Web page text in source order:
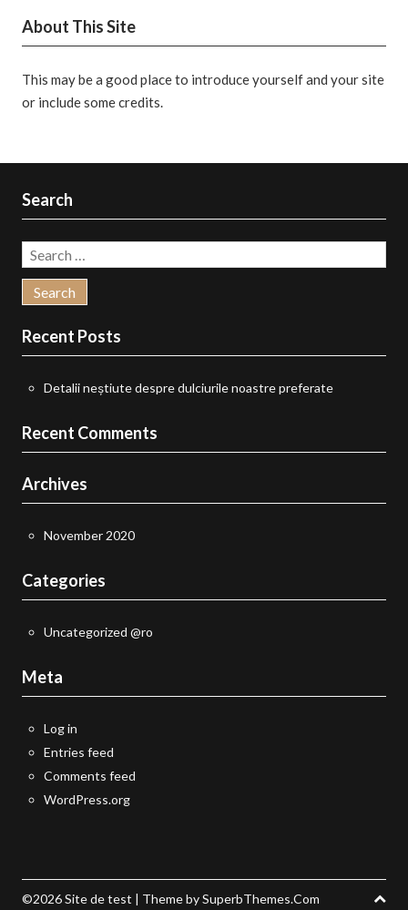
page
About This Site
This may be a good place to introduce yourself and your site
or include some credits.
Search
Search
for:
Recent Posts
Detalii neștiute despre dulciurile noastre preferate
Recent Comments
Archives
November 2020
Categories
Uncategorized @ro
Meta
Log in
Entries feed
Comments feed
WordPress.org
©2026 Site de test | Theme bySuperbThemes.Com